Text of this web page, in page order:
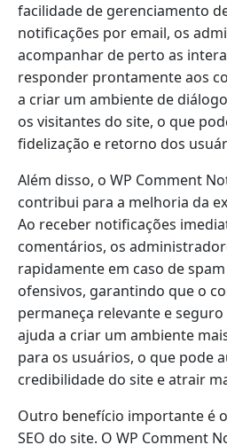
facilidade de gerenciamento
notificações por email, os
acompanhar de perto as
responder prontamente aos
a criar um ambiente de
os visitantes do site, o que
fidelização e retorno dos
Além disso, o WP Comment
contribui para a melhoria da
Ao receber notificações
comentários, os
rapidamente em caso de
ofensivos, garantindo que o
permaneça relevante e
ajuda a criar um ambiente
para os usuários, o que pode
credibilidade do site e atrair
Outro benefício importante é
SEO do site. O WP Comment